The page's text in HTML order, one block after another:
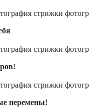
перемены!